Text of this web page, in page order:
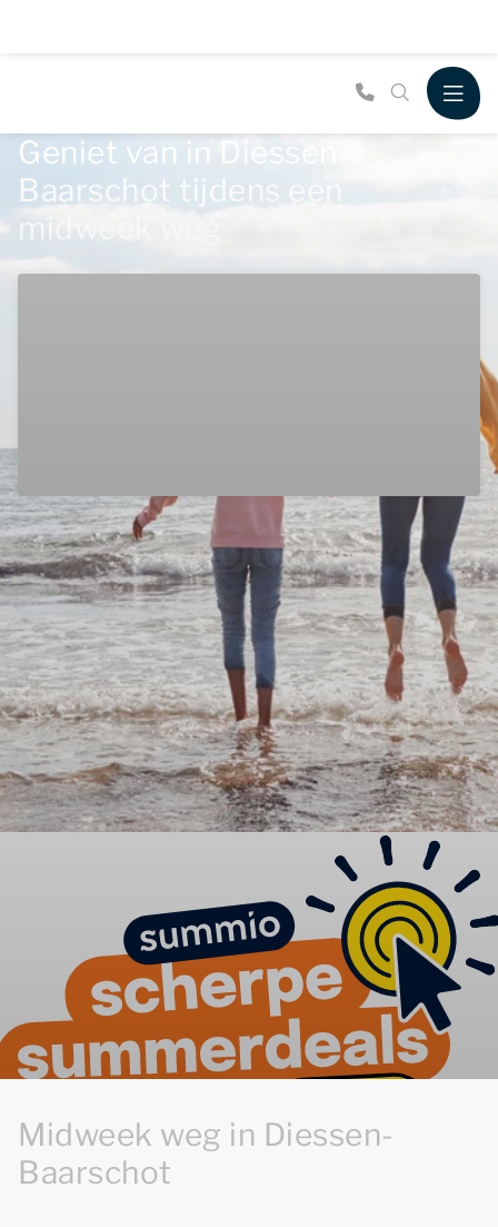
Geniet van in Diessen-
Baarschot tijdens een
midweek weg
Midweek weg in Diessen-
Baarschot